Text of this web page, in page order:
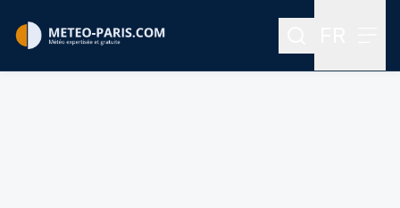
Rechercher